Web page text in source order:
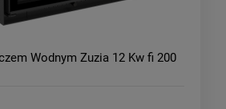
Wodnym Zuzia 12 Kw fi 200